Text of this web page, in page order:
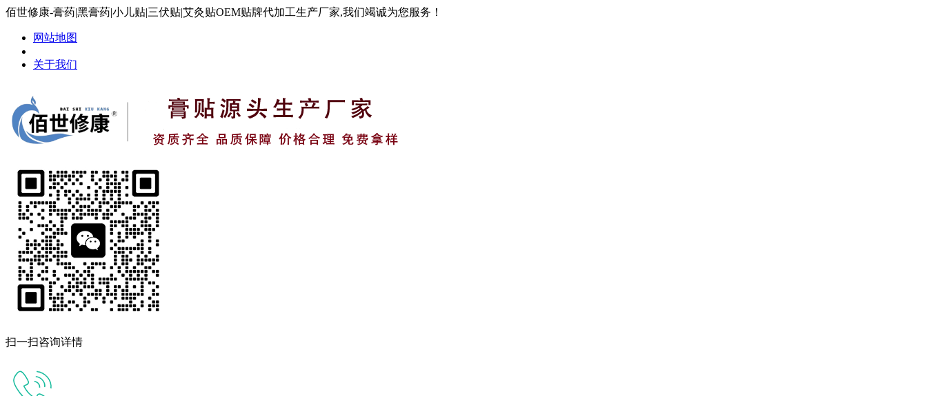
佰世修康-膏药|黑膏药|小儿贴|三伏贴|艾灸贴OEM贴牌代加工生产厂家,我们竭诚为您服务！
网站地图
关于我们
扫一扫咨询详情